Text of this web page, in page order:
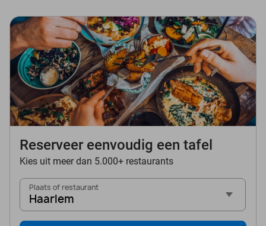
Reserveer eenvoudig een tafel
Kies uit meer dan 5.000+ restaurants
Plaats of restaurant
Haarlem